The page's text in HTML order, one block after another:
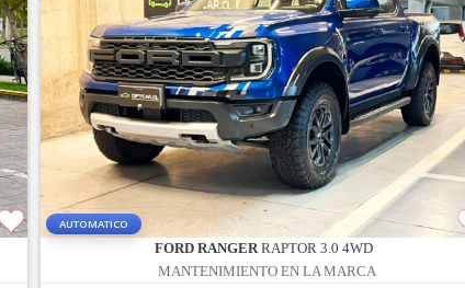
AUTOMATICO
FORD RANGERRAPTOR 3.0 4WD
MANTENIMIENTO EN LA MARCA